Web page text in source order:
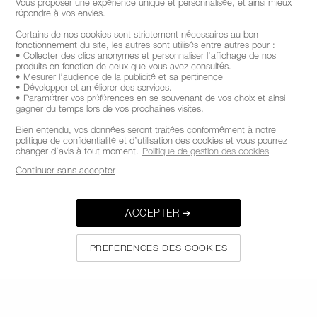
SIGN UP
À PROPOS DE NARS
SUIVEZ-NOUS
répondre à vos envies.
Certains de nos cookies sont strictement nécessaires au bon
fonctionnement du site, les autres sont utilisés entre autres pour :
• Collecter des clics anonymes et personnaliser l’affichage de nos
produits en fonction de ceux que vous avez consultés.
• Mesurer l’audience de la publicité et sa pertinence
• Développer et améliorer des services.
• Paramétrer vos préférences en se souvenant de vos choix et ainsi
gagner du temps lors de vos prochaines visites.
Bien entendu, vos données seront traitées conformément à notre
politique de confidentialité et d’utilisation des cookies et vous pourrez
changer d’avis à tout moment. Politique de gestion des cookies
PREFERENCES DES COOKIES
ACCEPTER ➔
Continuer sans accepter